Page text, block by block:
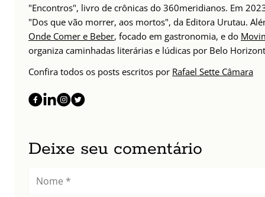
"Encontros", livro de crônicas do 360meridianos. Em
"Dos que vão morrer, aos mortos", da Editora Urutau.
Onde Comer e Beber, focado em gastronomia, e do
organiza caminhadas literárias e lúdicas por Belo
Confira todos os posts escritos por Rafael Sette Câmara
Deixe seu comentário